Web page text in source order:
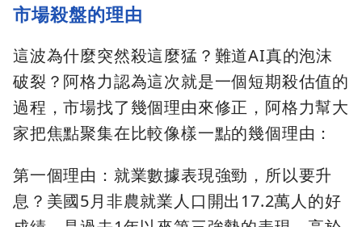
市場殺盤的理由
這波為什麼突然殺這麼猛？難道AI真的泡沫
破裂？阿格力認為這次就是一個短期殺估值的
過程，市場找了幾個理由來修正，阿格力幫大
家把焦點聚集在比較像樣一點的幾個理由：
第一個理由：就業數據表現強勁，所以要升
息？美國5月非農就業人口開出17.2萬人的好